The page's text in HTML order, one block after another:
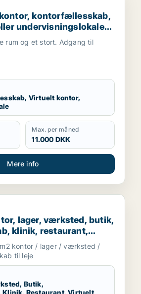
virtuelt kontor,
kontorfællesskab, virtuelt
kontorfællesskab,
undervisningslokale
SV, Valby eller
rum og et stort. Adgang til
Virtuelt kontor,
Max. per måned
11.000 DKK
Mere info
til leje i København K,
lager, værksted, butik,
lager, værksted, butik,
klinik, restaurant,
eller garage til leje i
eller Helsingør m.fl.
kontor / lager / værksted /
til leje
Butik,
Restaurant, Virtuelt